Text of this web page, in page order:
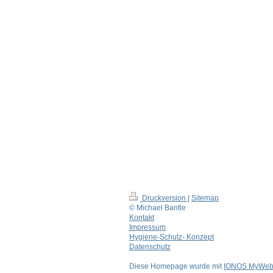
Druckversion
Sitemap
© Michael Bantle
Kontakt
Impressum
Hygiene-Schutz- Konzept
Datenschutz
Diese Homepage wurde mit IONOS